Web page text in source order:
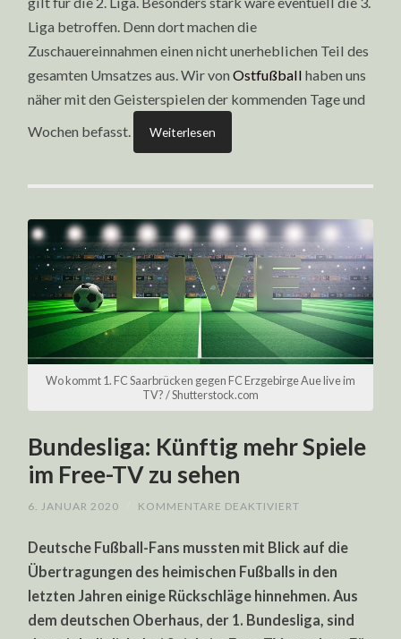
Liga betroffen. Denn dort machen die
Zuschauereinnahmen einen nicht unerheblichen Teil des
gesamten Umsatzes aus. Wir vonOstfußball haben uns
näher mit den Geisterspielen der kommenden Tage und
Wochen befasst.
Weiterlesen
Wo kommt 1. FC Saarbrücken gegen FC Erzgebirge Aue live im
TV? / Shutterstock.com
Bundesliga: Künftig mehr Spiele
im Free-TV zu sehen
6. JANUAR 2020 KOMMENTARE DEAKTIVIERT
MEHR
IM
TV
ZU
SEHEN
Deutsche Fußball-Fans mussten mit Blick auf die
Übertragungen des heimischen Fußballs in den
letzten Jahren einige Rückschläge hinnehmen. Aus
dem deutschen Oberhaus, der 1. Bundesliga, sind